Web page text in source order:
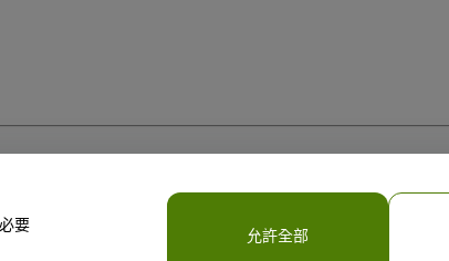
要
允許全部